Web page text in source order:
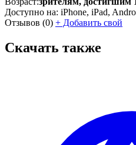
Доступно на: iPhone, iPad,
Отзывов (0) + Добавить свой
Скачать также